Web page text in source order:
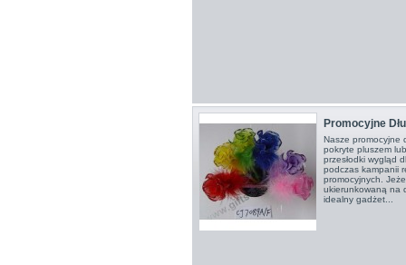
Promocyjne
Nasze promocyjne
pokryte pluszem
przesłodki wygląd
podczas kampanii
promocyjnych.
ukierunkowaną na
idealny gadżet...